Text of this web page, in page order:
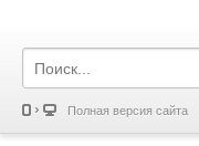
Полная версия сайта